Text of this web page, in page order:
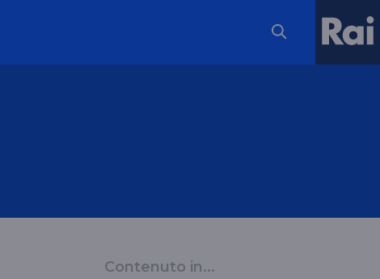
Contenuto in...